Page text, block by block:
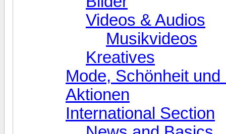
Videos & Audios
Musikvideos
Kreatives
Mode, Schönheit und
Aktionen
International Section